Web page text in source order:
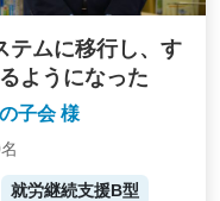
テムに移行し、す
ようになった
子会 様
就労継続支援B型